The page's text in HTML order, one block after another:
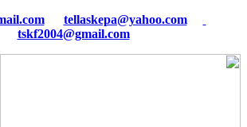
tellaskepa@yahoo.com
tskf2004@gmail.com